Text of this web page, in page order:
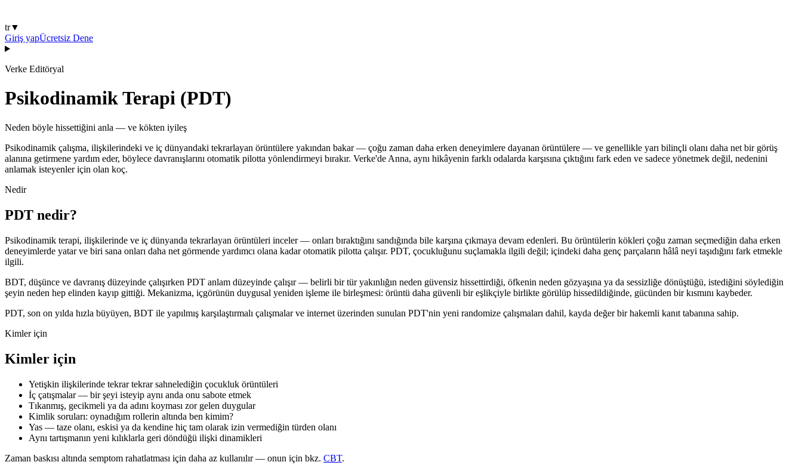
tr▼
Giriş yapÜcretsiz Dene
Verke Editöryal
Psikodinamik Terapi (PDT)
Neden böyle hissettiğini anla — ve kökten iyileş
Psikodinamik çalışma, ilişkilerindeki ve iç dünyandaki tekrarlayan örüntülere yakından bakar — çoğu zaman daha erken deneyimlere dayanan örüntülere — ve genellikle yarı bilinçli olanı daha net bir görüş
alanına getirmene yardım eder, böylece davranışlarını otomatik pilotta yönlendirmeyi bırakır. Verke'de Anna, aynı hikâyenin farklı odalarda karşısına çıktığını fark eden ve sadece yönetmek değil, nedenini
anlamak isteyenler için olan koç.
Nedir
PDT nedir?
Psikodinamik terapi, ilişkilerinde ve iç dünyanda tekrarlayan örüntüleri inceler — onları bıraktığını sandığında bile karşına çıkmaya devam edenleri. Bu örüntülerin kökleri çoğu zaman seçmediğin daha erken
deneyimlerde yatar ve biri sana onları daha net görmende yardımcı olana kadar otomatik pilotta çalışır. PDT, çocukluğunu suçlamakla ilgili değil; içindeki daha genç parçaların hâlâ neyi taşıdığını fark etmekle
ilgili.
BDT, düşünce ve davranış düzeyinde çalışırken PDT anlam düzeyinde çalışır — belirli bir tür yakınlığın neden güvensiz hissettirdiği, öfkenin neden gözyaşına ya da sessizliğe dönüştüğü, istediğini söylediğin
şeyin neden hep elinden kayıp gittiği. Mekanizma, içgörünün duygusal yeniden işleme ile birleşmesi: örüntü daha güvenli bir eşlikçiyle birlikte görülüp hissedildiğinde, gücünden bir kısmını kaybeder.
PDT, son on yılda hızla büyüyen, BDT ile yapılmış karşılaştırmalı çalışmalar ve internet üzerinden sunulan PDT'nin yeni randomize çalışmaları dahil, kayda değer bir hakemli kanıt tabanına sahip.
Kimler için
Kimler için
Yetişkin ilişkilerinde tekrar tekrar sahnelediğin çocukluk örüntüleri
İç çatışmalar — bir şeyi isteyip aynı anda onu sabote etmek
Tıkanmış, gecikmeli ya da adını koyması zor gelen duygular
Kimlik soruları: oynadığım rollerin altında ben kimim?
Yas — taze olanı, eskisi ya da kendine hiç tam olarak izin vermediğin türden olanı
Aynı tartışmanın yeni kılıklarla geri döndüğü ilişki dinamikleri
Zaman baskısı altında semptom rahatlatması için daha az kullanılır — onun için bkz. CBT.